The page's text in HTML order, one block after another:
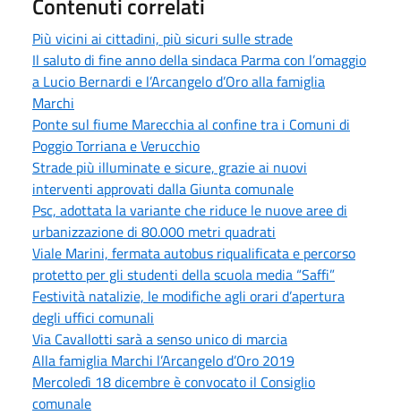
Più vicini ai cittadini, più sicuri sulle strade
Il saluto di fine anno della sindaca Parma con l’omaggio
a Lucio Bernardi e l’Arcangelo d’Oro alla famiglia
Marchi
Ponte sul fiume Marecchia al confine tra i Comuni di
Poggio Torriana e Verucchio
Strade più illuminate e sicure, grazie ai nuovi
interventi approvati dalla Giunta comunale
Psc, adottata la variante che riduce le nuove aree di
urbanizzazione di 80.000 metri quadrati
Viale Marini, fermata autobus riqualificata e percorso
protetto per gli studenti della scuola media “Saffi”
Festività natalizie, le modifiche agli orari d’apertura
degli uffici comunali
Via Cavallotti sarà a senso unico di marcia
Alla famiglia Marchi l’Arcangelo d’Oro 2019
Mercoledì 18 dicembre è convocato il Consiglio
comunale